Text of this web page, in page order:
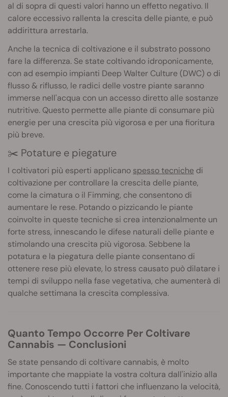
al di sopra di questi valori hanno un effetto negativo. Il
calore eccessivo rallenta la crescita delle piante, e può
addirittura arrestarla.
Anche la tecnica di coltivazione e il substrato possono
fare la differenza. Se state coltivando idroponicamente,
con ad esempio impianti Deep Walter Culture (DWC) o di
flusso & riflusso, le radici delle vostre piante saranno
immerse nell'acqua con un accesso diretto alle sostanze
nutritive. Questo permette alle piante di consumare più
energie per una crescita più vigorosa e per una fioritura
più breve.
✂️ Potature e piegature
I coltivatori più esperti applicano spesso tecniche di
coltivazione per controllare la crescita delle piante,
come la cimatura o il Fimming, che consentono di
aumentare le rese. Potando o pizzicando le piante
coinvolte in queste tecniche si crea intenzionalmente un
forte stress, innescando le difese naturali delle piante e
stimolando una crescita più vigorosa. Sebbene la
potatura e la piegatura delle piante consentano di
ottenere rese più elevate, lo stress causato può dilatare i
tempi di sviluppo nella fase vegetativa, che aumenterà di
qualche settimana la crescita complessiva.
Quanto Tempo Occorre Per Coltivare
Cannabis — Conclusioni
Se state pensando di coltivare cannabis, è molto
importante che mappiate la vostra coltura dall'inizio alla
fine. Conoscendo tutti i fattori che influenzano la velocità,